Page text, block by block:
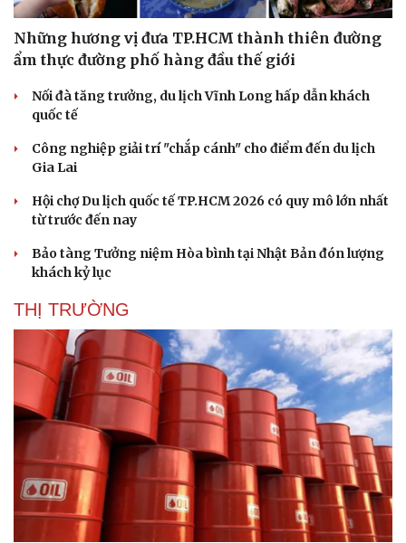
Dinh dưỡng - món ngon
Cây thuốc
Sản phụ khoa
Nhi khoa
Nam khoa
Làm đẹp - giảm cân
Ăn sạch sống khỏe
Nhà đẹp
Blog
Tình yêu - Gia đình
Những hương vị đưa TP.HCM thành thiên đường
ẩm thực đường phố hàng đầu thế giới
Nối đà tăng trưởng, du lịch Vĩnh Long hấp dẫn khách
quốc tế
Công nghiệp giải trí "chắp cánh" cho điểm đến du lịch
Gia Lai
Hội chợ Du lịch quốc tế TP.HCM 2026 có quy mô lớn nhất
từ trước đến nay
Bảo tàng Tưởng niệm Hòa bình tại Nhật Bản đón lượng
khách kỷ lục
THỊ TRƯỜNG